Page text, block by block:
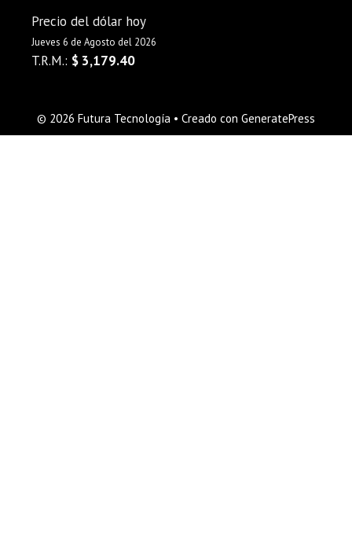
Precio del dólar hoy
Jueves 6 de Agosto del 2026
T.R.M.: $ 3,179.40
© 2026 Futura Tecnología • Creado con GeneratePress